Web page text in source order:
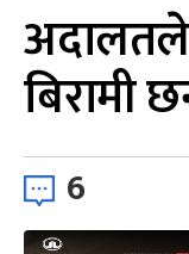
अदालतले
बिरामी
6